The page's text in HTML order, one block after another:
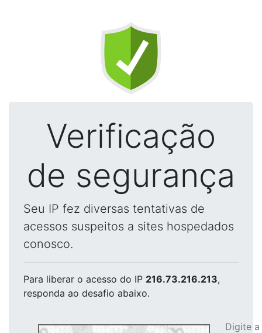
Verificação
de segurança
Seu IP fez diversas tentativas de
acessos suspeitos a sites hospedados
conosco.
Para liberar o acesso do IP 216.73.216.213,
responda ao desafio abaixo.
Digite